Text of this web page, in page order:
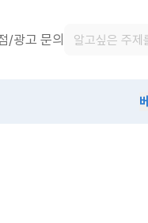
/광고 문의